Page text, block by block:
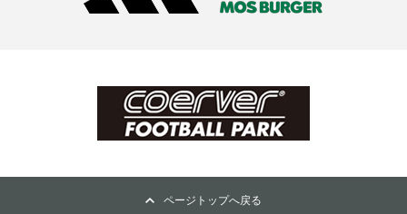
ページトップへ戻る